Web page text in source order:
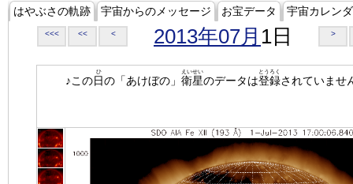
はやぶさの軌跡 宇宙からのメッセージ お宝データ 宇宙カレン
<<< << < 2013年07月 1日 >
♪この日
ひ
の「あけぼの」 衛星
えいせい
のデータは登録
とうろく
されていませ